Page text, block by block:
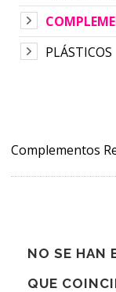
PLÁSTICOS
Complementos
NO SE HAN
QUE